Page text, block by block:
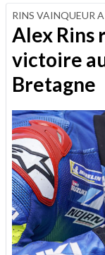
RINS VAINQUEUR
Alex Rins
victoire
Bretagne